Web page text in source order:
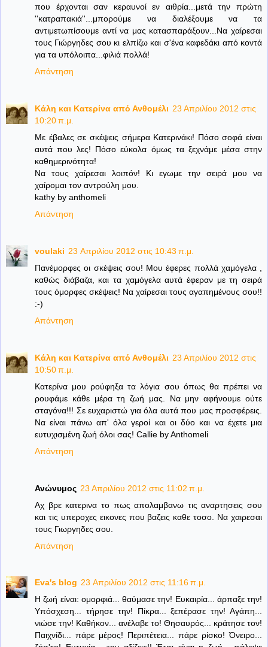
που έρχονται σαν κεραυνοί εν αιθρία...μετά την πρώτη
''κατραπακιά''...μπορούμε να διαλέξουμε να τα
αντιμετωπίσουμε αντί να μας κατασπαράξουν...Να χαίρεσαι
τους Γιώργηδες σου κι ελπίζω και σ'ένα καφεδάκι από κοντά
για τα υπόλοιπα...φιλιά πολλά!
Απάντηση
Κάλη και Κατερίνα από Ανθομέλι 23 Απριλίου 2012 στις
10:20 π.μ.
Με έβαλες σε σκέψεις σήμερα Κατερινάκι! Πόσο σοφά είναι
αυτά που λες! Πόσο εύκολα όμως τα ξεχνάμε μέσα στην
καθημερινότητα!
Να τους χαίρεσαι λοιπόν! Κι εγωμε την σειρά μου να
χαίρομαι τον αντρούλη μου.
kathy by anthomeli
Απάντηση
voulaki 23 Απριλίου 2012 στις 10:43 π.μ.
Πανέμορφες οι σκέψεις σου! Μου έφερες πολλά χαμόγελα ,
καθώς διάβαζα, και τα χαμόγελα αυτά έφεραν με τη σειρά
τους όμορφες σκέψεις! Να χαίρεσαι τους αγαπημένους σου!!
:-)
Απάντηση
Κάλη και Κατερίνα από Ανθομέλι 23 Απριλίου 2012 στις
10:50 π.μ.
Κατερίνα μου ρούφηξα τα λόγια σου όπως θα πρέπει να
ρουφάμε κάθε μέρα τη ζωή μας. Να μην αφήνουμε ούτε
σταγόνα!!! Σε ευχαριστώ για όλα αυτά που μας προσφέρεις.
Να είναι πάνω απ' όλα γεροί και οι δύο και να έχετε μια
ευτυχισμένη ζωή όλοι σας! Callie by Anthomeli
Απάντηση
Ανώνυμος 23 Απριλίου 2012 στις 11:02 π.μ.
Αχ βρε κατερινα το πως απολαμβανω τις αναρτησεις σου
και τις υπεροχες εικονες που βαζεις καθε τοσο. Να χαιρεσαι
τους Γιωργηδες σου.
Απάντηση
Eva's blog 23 Απριλίου 2012 στις 11:16 π.μ.
Η ζωή είναι: ομορφιά... θαύμασε την! Ευκαιρία... άρπαξε την!
Υπόσχεση... τήρησε την! Πίκρα... ξεπέρασε την! Αγάπη...
νιώσε την! Καθήκον... ανέλαβε το! Θησαυρός... κράτησε τον!
Παιχνίδι... πάρε μέρος! Περιπέτεια... πάρε ρίσκο! Όνειρο...